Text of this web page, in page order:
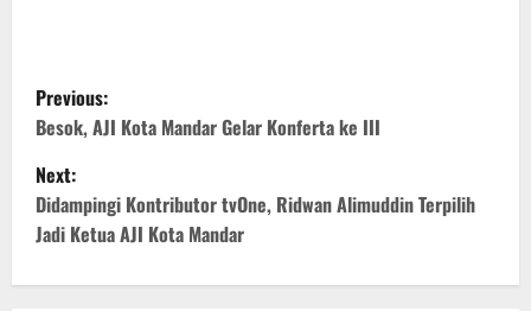
P
o
s
t
n
Previous:
Besok, AJI Kota Mandar Gelar Konferta ke III
Next:
Didampingi Kontributor tvOne, Ridwan Alimuddin Terpilih
Jadi Ketua AJI Kota Mandar